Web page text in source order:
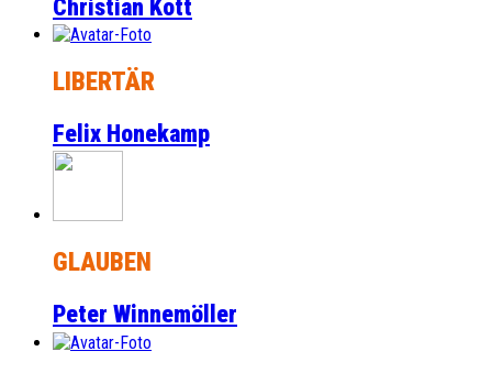
Christian Kott
LIBERTÄR
Felix Honekamp
GLAUBEN
Peter Winnemöller